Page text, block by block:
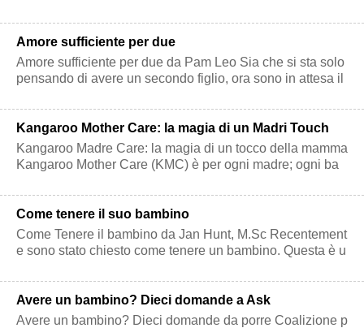
Amore sufficiente per due
Amore sufficiente per due da Pam Leo Sia che si sta solo
pensando di avere un secondo figlio, ora sono in attesa il
Kangaroo Mother Care: la magia di un Madri Touch
Kangaroo Madre Care: la magia di un tocco della mamma
Kangaroo Mother Care (KMC) è per ogni madre; ogni ba
Come tenere il suo bambino
Come Tenere il bambino da Jan Hunt, M.Sc Recentement
e sono stato chiesto come tenere un bambino. Questa è u
Avere un bambino? Dieci domande a Ask
Avere un bambino? Dieci domande da porre Coalizione p